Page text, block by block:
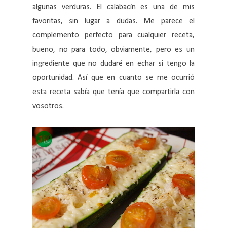
algunas verduras. El calabacín es una de mis
favoritas, sin lugar a dudas. Me parece el
complemento perfecto para cualquier receta,
bueno, no para todo, obviamente, pero es un
ingrediente que no dudaré en echar si tengo la
oportunidad. Así que en cuanto se me ocurrió
esta receta sabía que tenía que compartirla con
vosotros.